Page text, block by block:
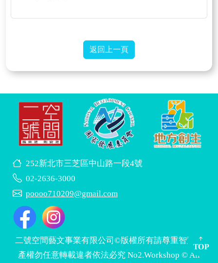
返回上一頁
252新北市三芝區中山路一段4號
02-2636-3000
poooo710209@gmail.com
二號空間藝文事業有限公司©版權所有請尊重智慧財
產權勿任意轉載違者依法必究 No2.Workshop © All
TOP